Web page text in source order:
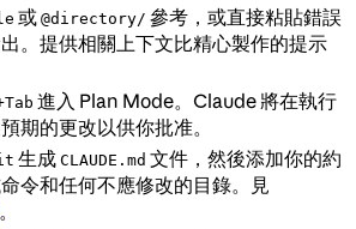
或 @directory/ 參考，或直接粘貼錯誤
。提供相關上下文比精心製作的提示
進入 Plan Mode。Claude 將在執行
期的更改以供你批准。
生成 CLAUDE.md 文件，然後添加你的約
令和任何不應修改的目錄。見
。